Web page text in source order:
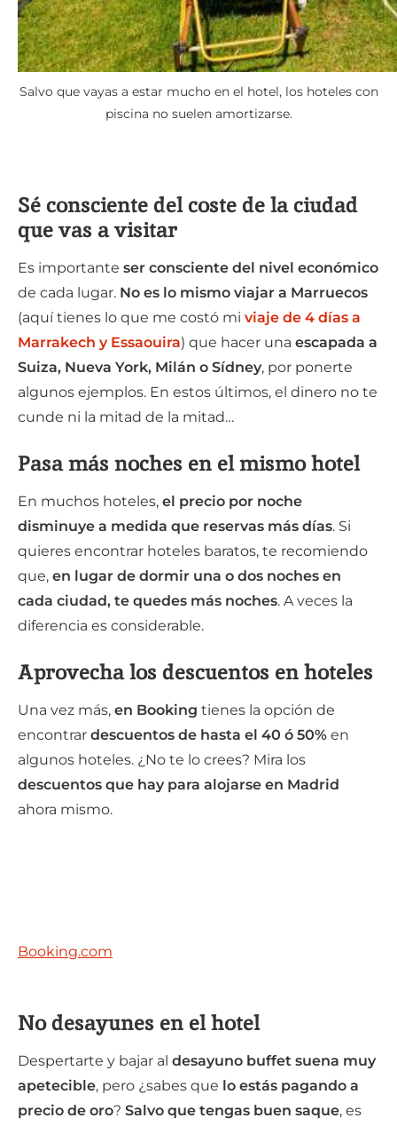
Salvo que vayas a estar mucho en el hotel, los hoteles con
piscina no suelen amortizarse.
Sé consciente del coste de la ciudad
que vas a visitar
Es importante ser consciente del nivel económico
de cada lugar. No es lo mismo viajar a Marruecos
(aquí tienes lo que me costó mi viaje de 4 días a
Marrakech y Essaouira) que hacer una escapada a
Suiza, Nueva York, Milán o Sídney, por ponerte
algunos ejemplos. En estos últimos, el dinero no te
cunde ni la mitad de la mitad…
Pasa más noches en el mismo hotel
En muchos hoteles, el precio por noche
disminuye a medida que reservas más días. Si
quieres encontrar hoteles baratos, te recomiendo
que, en lugar de dormir una o dos noches en
cada ciudad, te quedes más noches. A veces la
diferencia es considerable.
Aprovecha los descuentos en hoteles
Una vez más, en Booking tienes la opción de
encontrar descuentos de hasta el 40 ó 50% en
algunos hoteles. ¿No te lo crees? Mira los
descuentos que hay para alojarse en Madrid
ahora mismo.
Booking.com
No desayunes en el hotel
Despertarte y bajar al desayuno buffet suena muy
apetecible, pero ¿sabes que lo estás pagando a
precio de oro? Salvo que tengas buen saque, es